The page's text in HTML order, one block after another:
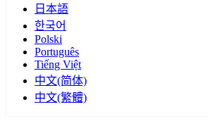
日本語
한국어
Polski
Português
Tiếng Việt
中文(简体)
中文(繁體)